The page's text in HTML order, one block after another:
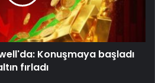
Konuşmaya başladı
fırladı